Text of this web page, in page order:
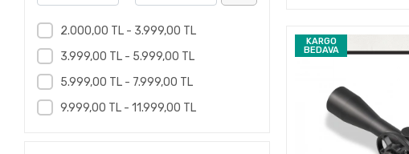
2.000,00 TL - 3.999,00 TL
3.999,00 TL - 5.999,00 TL
5.999,00 TL - 7.999,00 TL
9.999,00 TL - 11.999,00 TL
KARGO
BEDAVA